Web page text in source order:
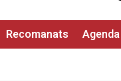
Recomanats Agenda